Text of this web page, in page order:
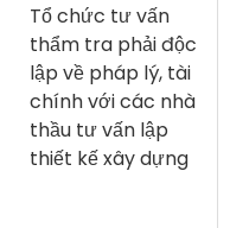
Tổ chức tư vấn
thẩm tra phải độc
lập về pháp lý, tài
chính với các nhà
thầu tư vấn lập
thiết kế xây dựng